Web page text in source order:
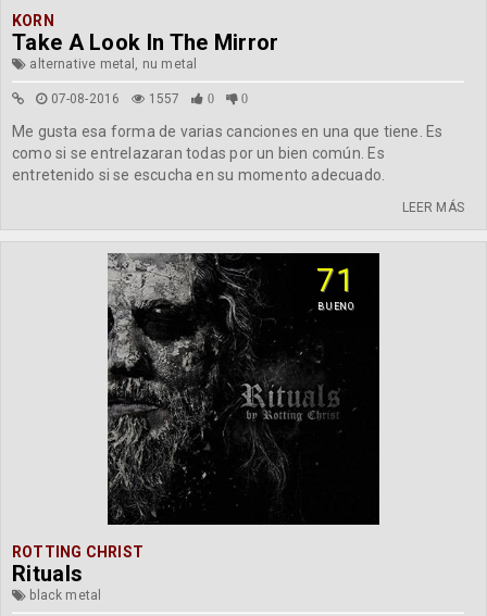
KORN
Take A Look In The Mirror
alternative metal, nu metal
07-08-2016 1557 0 0
Me gusta esa forma de varias canciones en una que tiene. Es
como si se entrelazaran todas por un bien común. Es
entretenido si se escucha en su momento adecuado.
LEER MÁS
71
BUENO
ROTTING CHRIST
Rituals
black metal